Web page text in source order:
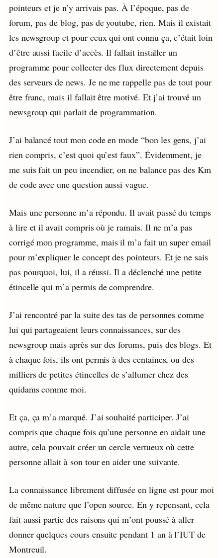
pointeurs et je n’y arrivais pas. À l’époque, pas de
forum, pas de blog, pas de youtube, rien. Mais il existait
les newsgroup et pour ceux qui ont connu ça, c’était loin
d’être aussi facile d’accès. Il fallait installer un
programme pour collecter des flux directement depuis
des serveurs de news. Je ne me rappelle pas de tout pour
être franc, mais il fallait être motivé. Et j’ai trouvé un
newsgroup qui parlait de programmation.
J’ai balancé tout mon code en mode “bon les gens, j’ai
rien compris, c’est quoi qu’est faux”. Évidemment, je
me suis fait un peu incendier, on ne balance pas des Km
de code avec une question aussi vague.
Mais une personne m’a répondu. Il avait passé du temps
à lire et il avait compris où je ramais. Il ne m’a pas
corrigé mon programme, mais il m’a fait un super email
pour m’expliquer le concept des pointeurs. Et je ne sais
pas pourquoi, lui, il a réussi. Il a déclenché une petite
étincelle qui m’a permis de comprendre.
J’ai rencontré par la suite des tas de personnes comme
lui qui partageaient leurs connaissances, sur des
newsgroup mais après sur des forums, puis des blogs. Et
à chaque fois, ils ont permis à des centaines, ou des
milliers de petites étincelles de s’allumer chez des
quidams comme moi.
Et ça, ça m’a marqué. J’ai souhaité participer. J’ai
compris que chaque fois qu’une personne en aidait une
autre, cela pouvait créer un cercle vertueux où cette
personne allait à son tour en aider une suivante.
La connaissance librement diffusée en ligne est pour moi
de même nature que l’open source. En y repensant, cela
fait aussi partie des raisons qui m’ont poussé à aller
donner quelques cours ensuite pendant 1 an à l’IUT de
Montreuil.